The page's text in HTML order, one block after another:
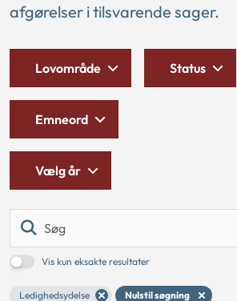
afgørelser i tilsvarende sager.
Vis kun eksakte resultater
Ledighedsydelse Nulstil søgning
Lovområde Status
Emneord
Vælg år